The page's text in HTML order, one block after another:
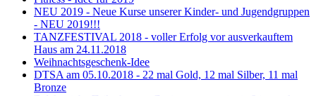
NEU 2019 - Neue Kurse unserer Kinder- und Jugendgruppen
- NEU 2019!!!
TANZFESTIVAL 2018 - voller Erfolg vor ausverkauftem
Haus am 24.11.2018
Weihnachtsgeschenk-Idee
DTSA am 05.10.2018 - 22 mal Gold, 12 mal Silber, 11 mal
Bronze